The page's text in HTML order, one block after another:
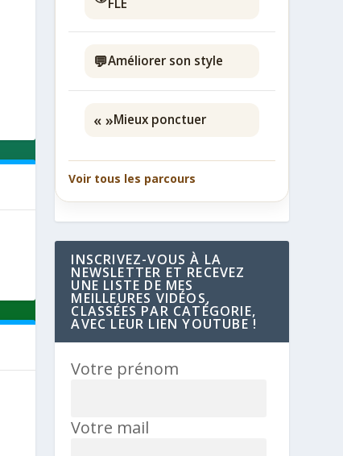
FLE
💬Améliorer son style
« »Mieux ponctuer
Voir tous les parcours
INSCRIVEZ-VOUS À LA
NEWSLETTER ET RECEVEZ
UNE LISTE DE MES
MEILLEURES VIDÉOS,
CLASSÉES PAR CATÉGORIE,
AVEC LEUR LIEN YOUTUBE !
Votre prénom
Votre mail